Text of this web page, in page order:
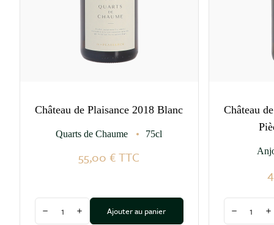
Château de Plaisance 2018 Blanc
Quarts de Chaume 75cl
55,00 €TTC
Diminuer la quantité
Augmenter la quantité
Ajouter au panier
Château